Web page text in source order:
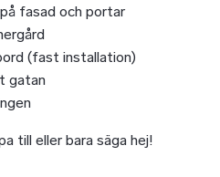
fasad och portar
(fast installation)
gatan
till eller bara säga hej!